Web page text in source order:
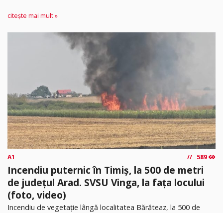
citește mai mult »
A1 589
Incendiu puternic în Timiș, la 500 de metri
de județul Arad. SVSU Vinga, la fața locului
(foto, video)
Incendiu de vegetație lângă localitatea Bărăteaz, la 500 de